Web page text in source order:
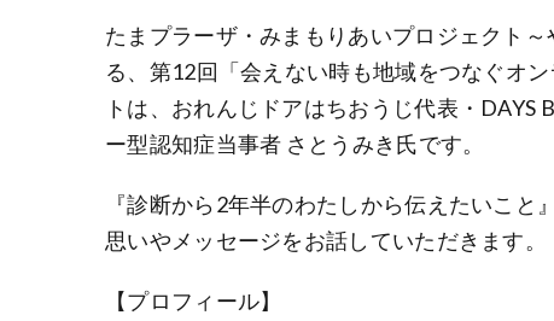
たまプラーザ・みまもりあいプロジェクト
る、第12回「会えない時も地域をつなぐオ
トは、おれんじドアはちおうじ代表・
ー型認知症当事者 さとうみき氏です。
『診断から2年半のわたしから伝えたいこ
思いやメッセージをお話していただきます。
【プロフィール】